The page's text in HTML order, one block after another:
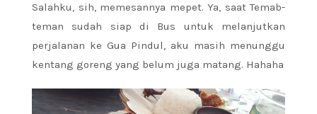
Salahku, sih, memesannya mepet. Ya, saat Temab-
teman sudah siap di Bus untuk melanjutkan
perjalanan ke Gua Pindul, aku masih menunggu
kentang goreng yang belum juga matang. Hahaha